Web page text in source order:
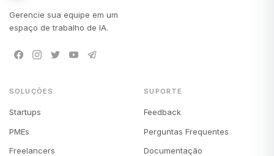
Gerencie sua equipe em um
espaço de trabalho de IA.
SOLUÇÕES
Startups
PMEs
Freelancers
SUPORTE
Feedback
Perguntas Frequentes
Documentação